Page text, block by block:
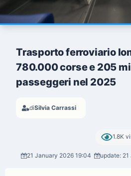
Trasporto ferroviario
780.000 corse e 205
passeggeri nel 2025
diSilvia Carrassi
1.8K
21 January 2026 19:04 update: